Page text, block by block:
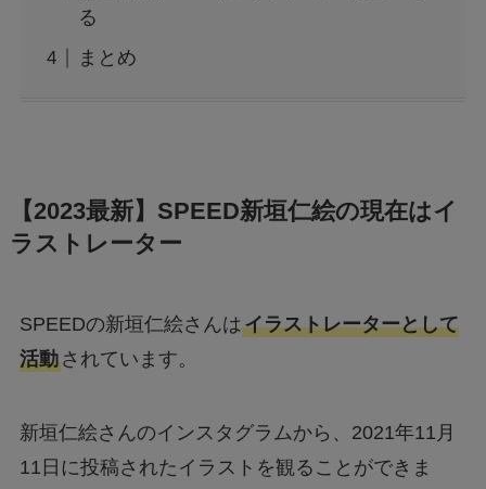
る
まとめ
【2023最新】SPEED新垣仁絵の現在はイ
ラストレーター
SPEEDの新垣仁絵さんはイラストレーターとして
活動されています。
新垣仁絵さんのインスタグラムから、2021年11月
11日に投稿されたイラストを観ることができま